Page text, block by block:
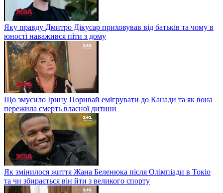
Яку правду Дмитро Дікусар приховував від батьків та чому в
юності наважився піти з дому
Що змусило Ірину Поривай емігрувати до Канади та як вона
пережила смерть власної дитини
Як змінилося життя Жана Беленюка після Олімпіади в Токіо
та чи збирається він йти з великого спорту